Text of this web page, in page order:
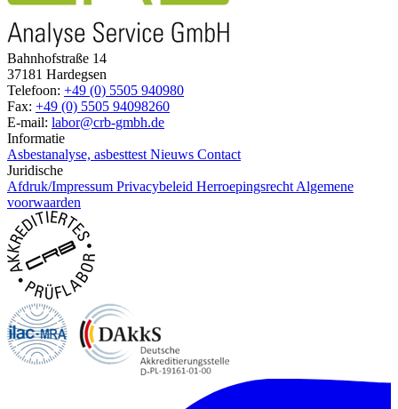
Bahnhofstraße 14
37181 Hardegsen
Telefoon: +49 (0) 5505 940980
Fax: +49 (0) 5505 94098260
E-mail: labor@crb-gmbh.de
Informatie
Asbestanalyse, asbesttest Nieuws Contact
Juridische
Afdruk/Impressum Privacybeleid Herroepingsrecht Algemene
voorwaarden